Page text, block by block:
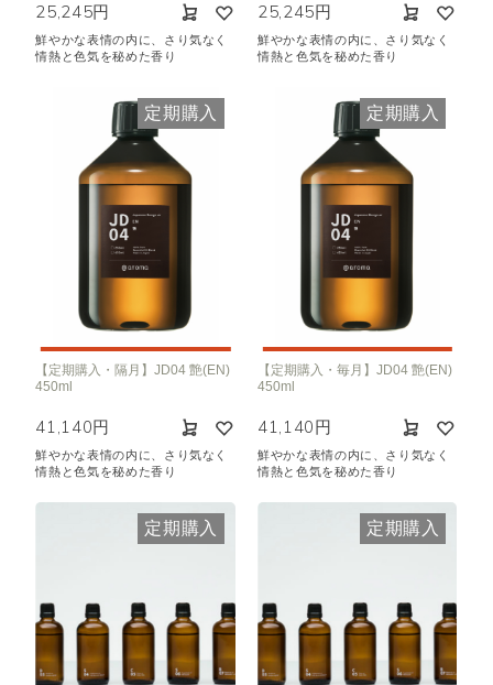
25,245円
鮮やかな表情の内に、さり気なく
情熱と色気を秘めた香り
25,245円
鮮やかな表情の内に、さり気なく
情熱と色気を秘めた香り
定期購入
【定期購入・隔月】JD04 艶(EN)
450ml
41,140円
鮮やかな表情の内に、さり気なく
情熱と色気を秘めた香り
定期購入
【定期購入・毎月】JD04 艶(EN)
450ml
41,140円
鮮やかな表情の内に、さり気なく
情熱と色気を秘めた香り
定期購入 定期購入